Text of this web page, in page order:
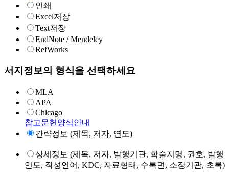
인쇄
Excel저장
Text저장
EndNote / Mendeley
RefWorks
서지정보의 형식을 선택하세요
MLA
APA
Chicago
참고문헌양식안내
간략정보 (제목, 저자, 연도)
상세정보 (제목, 저자, 발행기관, 학술지명, 권호, 발행
연도, 작성언어, KDC, 자료형태, 수록면, 소장기관, 초록)